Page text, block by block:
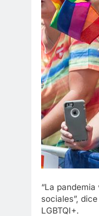
“La
sociales”,
LGBTQI+.